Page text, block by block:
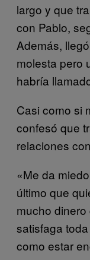
largo y que
con Pablo,
Además,
molesta pero
habría
Casi como si
confesó que
relaciones
«Me da
último que
mucho
satisfaga
como estar